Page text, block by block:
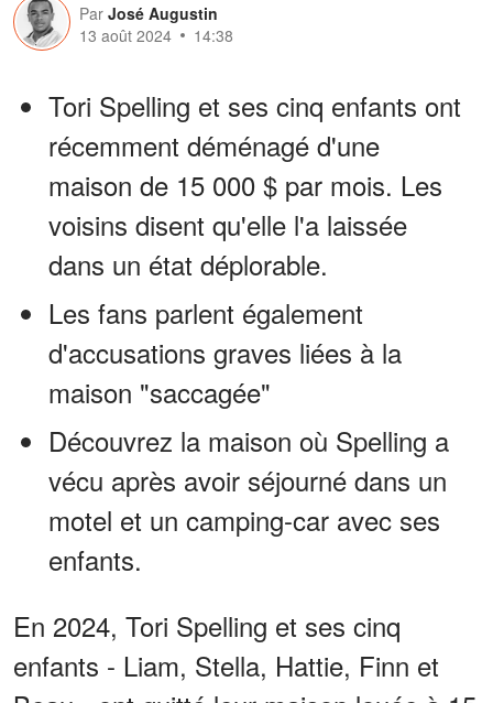
Par José Augustin
13 août 2024
14:38
Tori Spelling et ses cinq enfants ont
récemment déménagé d'une
maison de 15 000 $ par mois. Les
voisins disent qu'elle l'a laissée
dans un état déplorable.
Les fans parlent également
d'accusations graves liées à la
maison "saccagée"
Découvrez la maison où Spelling a
vécu après avoir séjourné dans un
motel et un camping-car avec ses
enfants.
En 2024, Tori Spelling et ses cinq
enfants - Liam, Stella, Hattie, Finn et